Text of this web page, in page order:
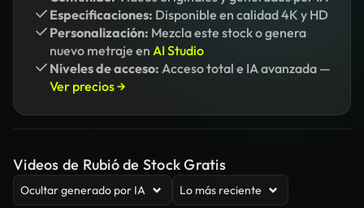
Especificaciones: Disponible en calidad 4K y HD
Personalización: Mezcla este stock o genera
nuevo metraje en AI Studio
Niveles de acceso: Acceso total e IA avanzada —
Ver precios →
Videos de Rubió de Stock Gratis
Ocultar generado por IA Lo más reciente